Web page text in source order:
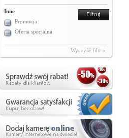
Inne
Promocja
Oferta specjalna
Wyczyść filtr »